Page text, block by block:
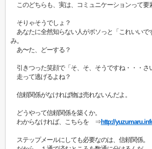
このどちらも、実は、コミュニケーションって要
そりゃそうでしょ？
あなたに全然知らない人がボソっと「これいいで
み。
あ〜た、どーする？
引きつった笑顔で「そ、そ、そうですね・・・さ
走って逃げるよね？
信頼関係がなければ物は売れないんだよ。
どうやって信頼関係を築くか。
わからなければ、こちらを ⇒http://
ステップメールにしても必要なのは、信頼関係。